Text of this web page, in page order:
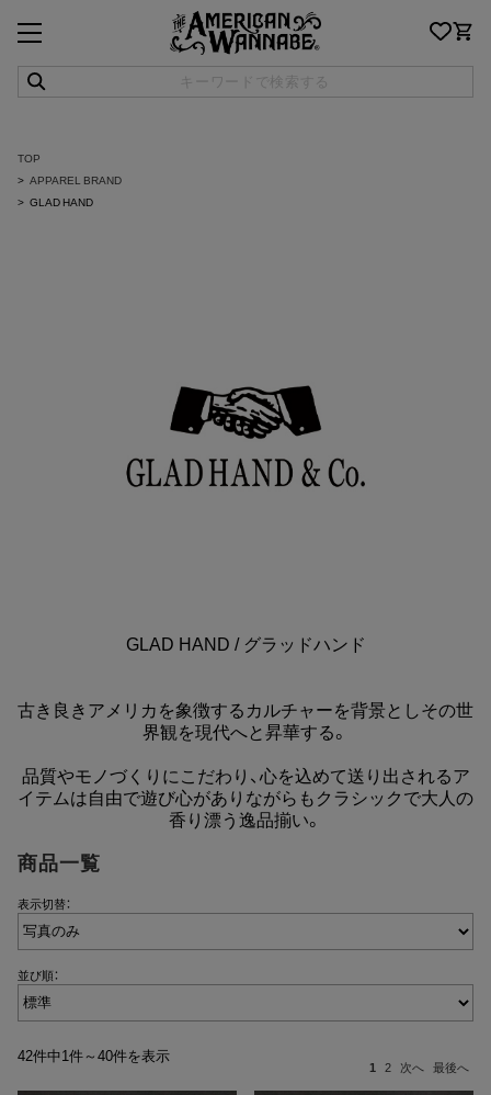
TOP
APPAREL BRAND
GLAD HAND
GLAD HAND / グラッドハンド
古き良きアメリカを象徴するカルチャーを背景としその世
界観を現代へと昇華する。
品質やモノづくりにこだわり、心を込めて送り出されるア
イテムは自由で遊び心がありながらもクラシックで大人の
香り漂う逸品揃い。
商品一覧
表示切替：
並び順：
42件中1件～40件を表示
1 2 次へ 最後へ